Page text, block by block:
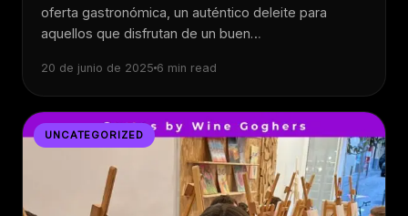
oferta gastronómica, un auténtico deleite para
aquellos que disfrutan de un buen…
20 de junio de 2025 6 min read
UNCATEGORIZED